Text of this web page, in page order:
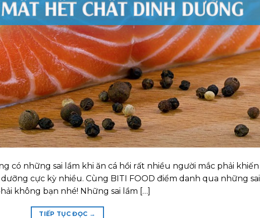
có những sai lầm khi ăn cá hồi rất nhiều người mắc phải khiến
cực kỳ nhiều. Cùng BITI FOOD điểm danh qua những sai
không bạn nhé! Những sai lầm […]
TIẾP TỤC ĐỌC →